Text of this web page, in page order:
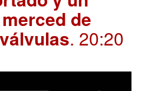
de
. 20:20